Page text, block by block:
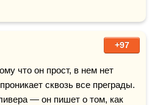
+97
что он прост, в нем нет
сквозь все преграды.
— он пишет о том, как